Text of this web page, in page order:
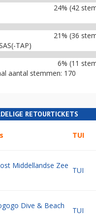
24% (42
21% (36
TAP)
6% (11
aantal stemmen: 170
RETOURTICKETS
TUI
Middellandse Zee
TUI
Dive & Beach
TUI